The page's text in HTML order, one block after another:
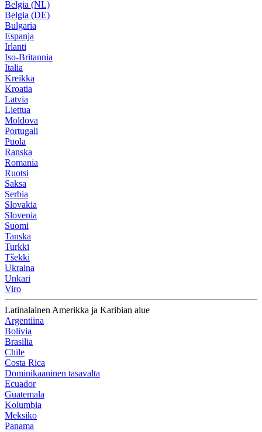
Belgia (NL)
Belgia (DE)
Bulgaria
Espanja
Irlanti
Iso-Britannia
Italia
Kreikka
Kroatia
Latvia
Liettua
Moldova
Portugali
Puola
Ranska
Romania
Ruotsi
Saksa
Serbia
Slovakia
Slovenia
Suomi
Tanska
Turkki
Tšekki
Ukraina
Unkari
Viro
Latinalainen Amerikka ja Karibian alue
Argentiina
Bolivia
Brasilia
Chile
Costa Rica
Dominikaaninen tasavalta
Ecuador
Guatemala
Kolumbia
Meksiko
Panama